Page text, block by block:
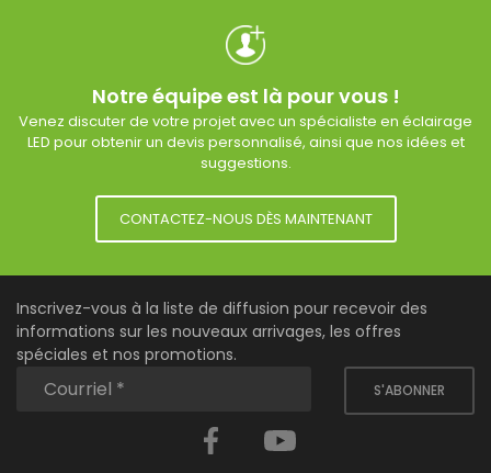
Notre équipe est là pour vous !
Venez discuter de votre projet avec un spécialiste en éclairage
LED pour obtenir un devis personnalisé, ainsi que nos idées et
suggestions.
CONTACTEZ-NOUS DÈS MAINTENANT
Inscrivez-vous à la liste de diffusion pour recevoir des
informations sur les nouveaux arrivages, les offres
spéciales et nos promotions.
S'ABONNER
Facebook